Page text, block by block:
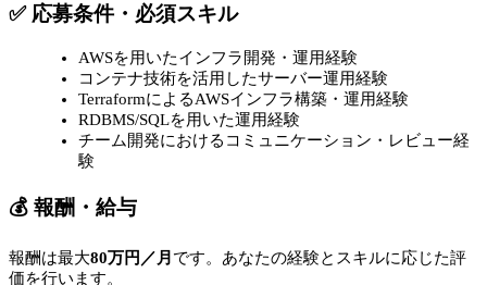
✅ 応募条件・必須スキル
AWSを用いたインフラ開発・運用経験
コンテナ技術を活用したサーバー運用経験
TerraformによるAWSインフラ構築・運用経験
RDBMS/SQLを用いた運用経験
チーム開発におけるコミュニケーション・レビュー経
験
💰 報酬・給与
報酬は最大80万円／月 です。あなたの経験とスキルに応じた評
価を行います。